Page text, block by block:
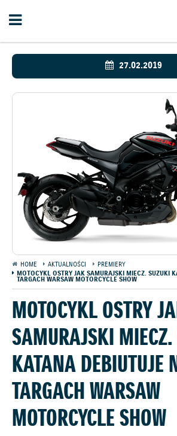
27.02.2019
HOME AKTUALNOŚCI
PREMIERY
MOTOCYKL OSTRY JAK SAMURAJSKI MIECZ. SUZUKI
TARGACH WARSAW MOTORCYCLE SHOW
MOTOCYKL OSTRY
SAMURAJSKI
KATANA DEBIUTUJE
TARGACH WARSAW
MOTORCYCLE SHOW